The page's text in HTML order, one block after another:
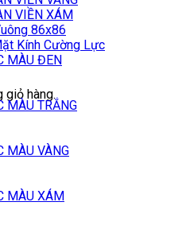
giỏ hàng.
VIỀN XÁM
86x86
Kính Cường Lực
MÀU ĐEN
MÀU TRẮNG
MÀU VÀNG
MÀU XÁM